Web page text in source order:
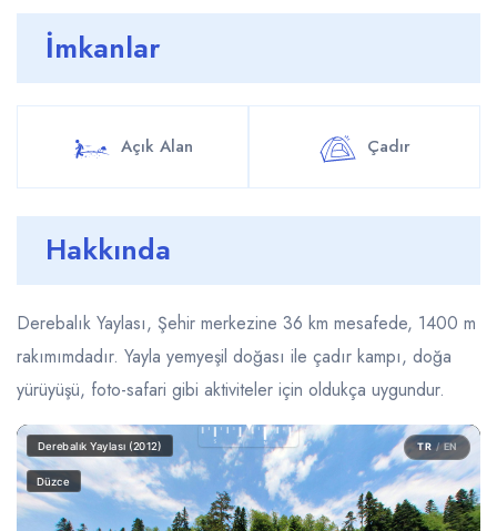
İmkanlar
Açık Alan Çadır
Hakkında
Derebalık Yaylası, Şehir merkezine 36 km mesafede, 1400 m
rakımımdadır. Yayla yemyeşil doğası ile çadır kampı, doğa
yürüyüşü, foto-safari gibi aktiviteler için oldukça uygundur.